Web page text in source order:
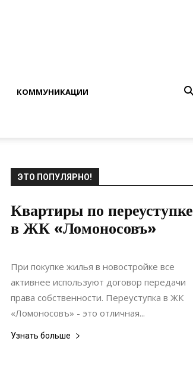
КОММУНИКАЦИИ
ЭТО ПОПУЛЯРНО!
Квартиры по переуступке
в ЖК «Ломоносовъ»
20.07.2019
При покупке жилья в новостройке все
активнее используют договор передачи
права собственности. Переуступка в ЖК
«Ломоносовъ» - это отличная...
Узнать больше